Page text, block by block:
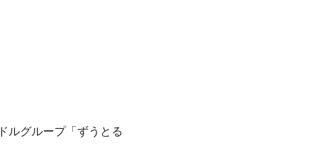
ルグループ「ずうとる